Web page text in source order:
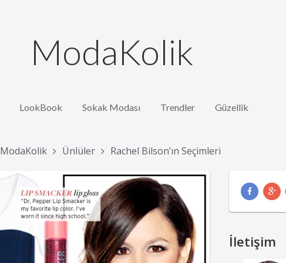
ModaKolik
LookBook Sokak Modası Trendler Güzellik
ModaKolik Ünlüler Rachel Bilson’ın Seçimleri
İletişim